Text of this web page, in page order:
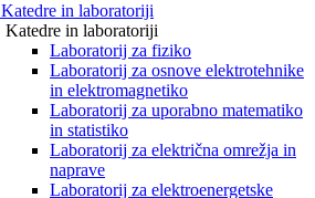
Katedre in laboratoriji
Katedre in laboratoriji
Laboratorij za fiziko
Laboratorij za osnove elektrotehnike
in elektromagnetiko
Laboratorij za uporabno matematiko
in statistiko
Laboratorij za električna omrežja in
naprave
Laboratorij za elektroenergetske